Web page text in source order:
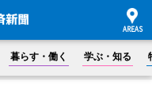
暮らす・働く 学ぶ・知る